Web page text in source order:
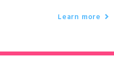
Learn more